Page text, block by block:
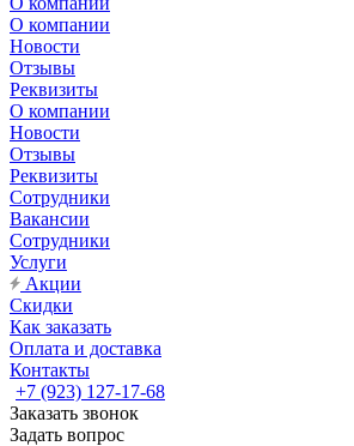
О компании
Новости
Отзывы
Реквизиты
О компании
Новости
Отзывы
Реквизиты
Сотрудники
Вакансии
Сотрудники
Услуги
Акции
Скидки
Как заказать
Оплата и доставка
Контакты
+7 (923) 127-17-68
Заказать звонок
Задать вопрос